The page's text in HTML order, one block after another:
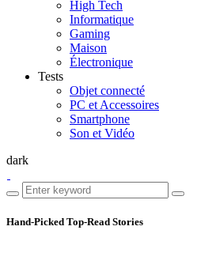
High Tech
Informatique
Gaming
Maison
Électronique
Tests
Objet connecté
PC et Accessoires
Smartphone
Son et Vidéo
dark
Hand-Picked Top-Read Stories